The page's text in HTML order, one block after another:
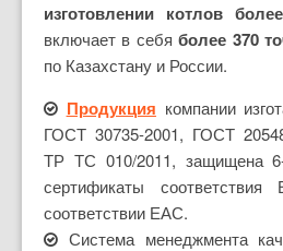
изготовлении котлов
включает в себяболее 370
по Казахстану и России.
Продукция компании
ГОСТ 30735-2001, ГОСТ
ТР ТС 010/2011, защищена
сертификаты
соответствии ЕАС.
Система менеджмента